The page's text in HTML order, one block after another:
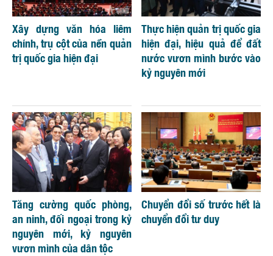
Xây dựng văn hóa liêm
chính, trụ cột của nền quản
trị quốc gia hiện đại
Thực hiện quản trị quốc gia
hiện đại, hiệu quả để đất
nước vươn mình bước vào
kỷ nguyên mới
Tăng cường quốc phòng,
an ninh, đối ngoại trong kỷ
nguyên mới, kỷ nguyên
vươn mình của dân tộc
Chuyển đổi số trước hết là
chuyển đổi tư duy